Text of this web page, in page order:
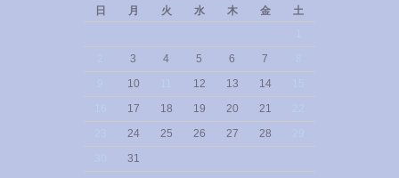
日
月 火 水 木 金
土
3 4 5 6 7
10 12 13 14
17 18 19 20 21
24 25 26 27 28
31